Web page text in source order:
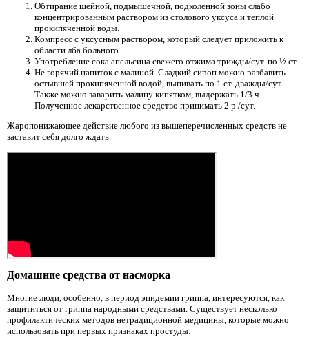
Обтирание шейной, подмышечной, подколенной зоны слабо
концентрированным раствором из столового уксуса и теплой
прокипяченной воды.
Компресс с уксусным раствором, который следует приложить к
области лба больного.
Употребление сока апельсина свежего отжима трижды/сут. по ½ ст.
Не горячий напиток с малиной. Сладкий сироп можно разбавить
остывшей прокипяченной водой, выпивать по 1 ст. дважды/сут.
Также можно заварить малину кипятком, выдержать 1/3 ч.
Полученное лекарственное средство принимать 2 р./сут.
Жаропонижающее действие любого из вышеперечисленных средств не
заставит себя долго ждать.
Домашние средства от насморка
Многие люди, особенно, в период эпидемии гриппа, интересуются, как
защититься от гриппа народными средствами. Существует несколько
профилактических методов нетрадиционной медицины, которые можно
использовать при первых признаках простуды: